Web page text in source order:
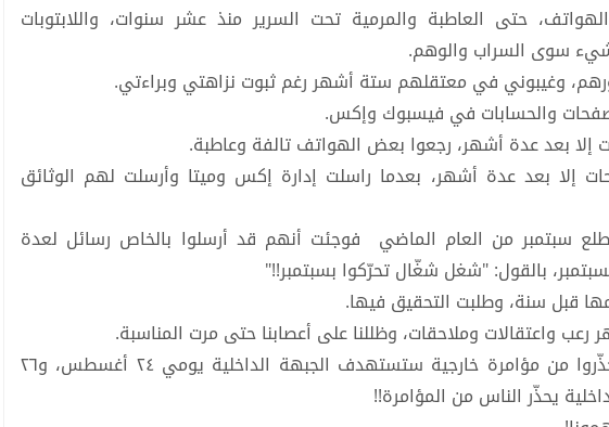
حتى العاطبة والمرمية تحت السرير منذ عشر سنوات، واللابتوبات
شيء سوى السراب والوهم.
وغيبوني في معتقلهم ستة أشهر رغم ثبوت نزاهتي وبراءتي.
والحسابات في فيسبوك وإكس.
إلا بعد عدة أشهر، رجعوا بعض الهواتف تالفة وعاطبة.
إلا بعد عدة أشهر، بعدما راسلت إدارة إكس وميتا وأرسلت لهم الوثائق
سبتمبر من العام الماضي فوجئت أنهم قد أرسلوا بالخاص رسائل لعدة
بالقول: "شغل شغّال تحرّكوا بسبتمبر!!"
قبل سنة، وطلبت التحقيق فيها.
واعتقالات وملاحقات، وظللنا على أعصابنا حتى مرت المناسبة.
هذا العام، منذ شهر ونيف، حذّروا من مؤامرة خارجية ستستهدف الجبهة الداخلية يومي ٢٤ أغسطس، و٢٦
يحذّر الناس من المؤامرة!!